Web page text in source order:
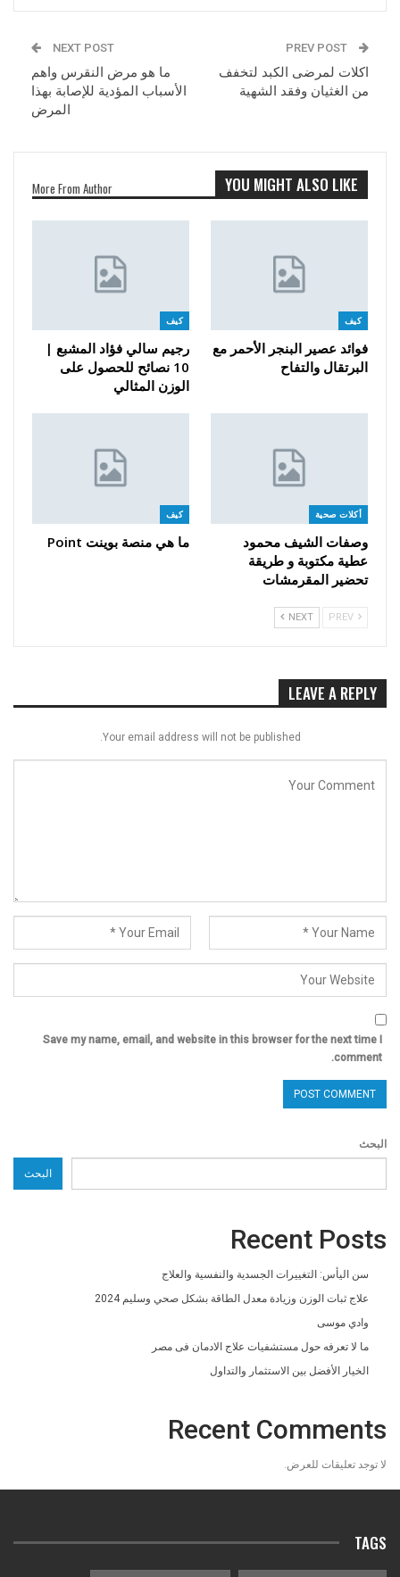
اكلات لمرضى الكبد لتخفف
من الغثيان وفقد الشهية
NEXT POST
ما هو مرض النقرس واهم
الأسباب المؤدية للإصابة بهذا
المرض
YOU MIGHT ALSO LIKE
More From Author
كيف
فوائد عصير البنجر الأحمر مع
البرتقال والتفاح
كيف
رجيم سالي فؤاد المشبع |
10 نصائح للحصول على
الوزن المثالي
أكلات صحية
وصفات الشيف محمود
عطية مكتوبة و طريقة
تحضير المقرمشات
كيف
ما هي منصة بوينت Point
NEXT
LEAVE A REPLY
Your email address will not be published.
Save my name, email, and website in this browser for the next time I
comment.
البحث
البحث
Recent Posts
سن اليأس: التغييرات الجسدية والنفسية والعلاج
علاج ثبات الوزن وزيادة معدل الطاقة بشكل صحي وسليم 2024
وادي موسى
ما لا تعرفه حول مستشفيات علاج الادمان فى مصر
الخيار الأفضل بين الاستثمار والتداول
Recent Comments
لا توجد تعليقات للعرض.
TAGS